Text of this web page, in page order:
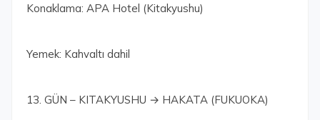
Konaklama: APA Hotel (Kitakyushu)
Yemek: Kahvaltı dahil
13. GÜN – KITAKYUSHU → HAKATA (FUKUOKA)